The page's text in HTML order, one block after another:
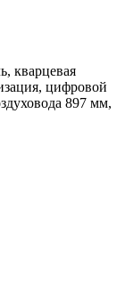
кварцевая
цифровой
897 мм,